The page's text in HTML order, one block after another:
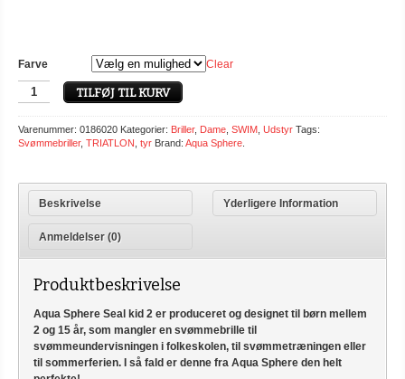
Farve Clear
TILFØJ TIL KURV
Varenummer: 0186020 Kategorier: Briller, Dame SWIM Udstyr Tags:
Svømmebriller, TRIATLON tyr Brand: Aqua Sphere
Beskrivelse Yderligere Information
Anmeldelser (0)
Produktbeskrivelse
Aqua Sphere Seal kid 2 er produceret og designet til børn mellem
2 og 15 år, som mangler en svømmebrille til
svømmeundervisningen i folkeskolen, til svømmetræningen eller
til sommerferien. I så fald er denne fra Aqua Sphere den helt